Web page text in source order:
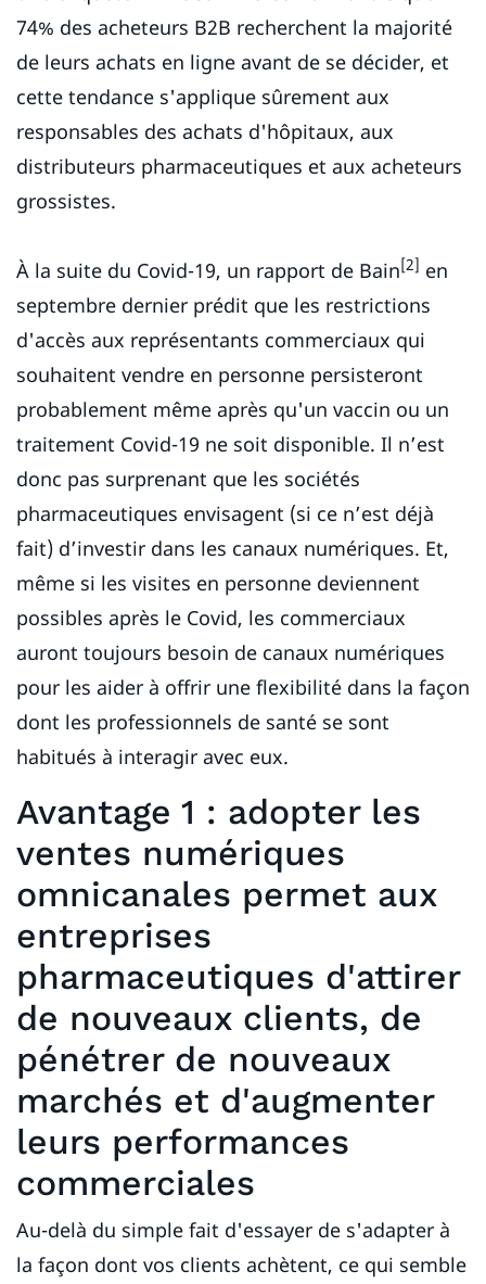
74% des acheteurs B2B recherchent la majorité
de leurs achats en ligne avant de se décider, et
cette tendance s'applique sûrement aux
responsables des achats d'hôpitaux, aux
distributeurs pharmaceutiques et aux acheteurs
grossistes.
À la suite du Covid-19, un rapport de Bain[2] en
septembre dernier prédit que les restrictions
d'accès aux représentants commerciaux qui
souhaitent vendre en personne persisteront
probablement même après qu'un vaccin ou un
traitement Covid-19 ne soit disponible. Il n’est
donc pas surprenant que les sociétés
pharmaceutiques envisagent (si ce n’est déjà
fait) d’investir dans les canaux numériques. Et,
même si les visites en personne deviennent
possibles après le Covid, les commerciaux
auront toujours besoin de canaux numériques
pour les aider à offrir une flexibilité dans la façon
dont les professionnels de santé se sont
habitués à interagir avec eux.
Avantage 1 : adopter les
ventes numériques
omnicanales permet aux
entreprises
pharmaceutiques d'attirer
de nouveaux clients, de
pénétrer de nouveaux
marchés et d'augmenter
leurs performances
commerciales
Au-delà du simple fait d'essayer de s'adapter à
la façon dont vos clients achètent, ce qui semble